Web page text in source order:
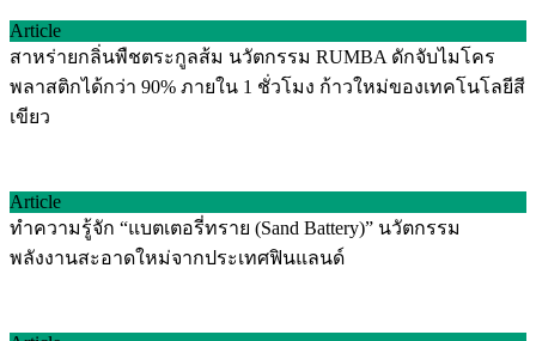
Article
สาหร่ายกลิ่นพืชตระกูลส้ม นวัตกรรม RUMBA ดักจับไมโคร
พลาสติกได้กว่า 90% ภายใน 1 ชั่วโมง ก้าวใหม่ของเทคโนโลยีสี
เขียว
Article
ทำความรู้จัก “แบตเตอรี่ทราย (Sand Battery)” นวัตกรรม
พลังงานสะอาดใหม่จากประเทศฟินแลนด์